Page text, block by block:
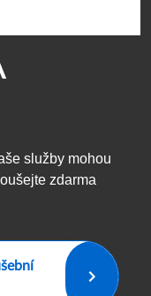
služby mohou
zdarma